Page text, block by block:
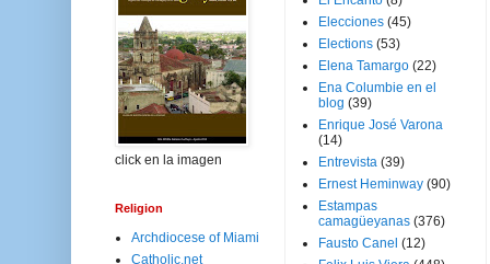
click en la imagen
Religion
Archdiocese of Miami
Catholic.net
Elecciones (45)
Elections (53)
Elena Tamargo (22)
Ena Columbie en el
blog (39)
Enrique José Varona
(14)
Entrevista (39)
Ernest Heminway (90)
Estampas
camagüeyanas (376)
Fausto Canel (12)